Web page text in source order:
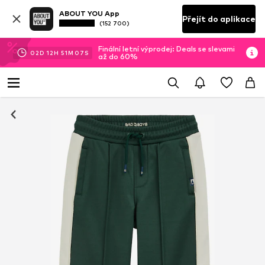
ABOUT YOU App
(152 700) Přejít do aplikace
02D 12H 51M 07 S
Finální letní výprodej: Deals se slevami
až do 60%